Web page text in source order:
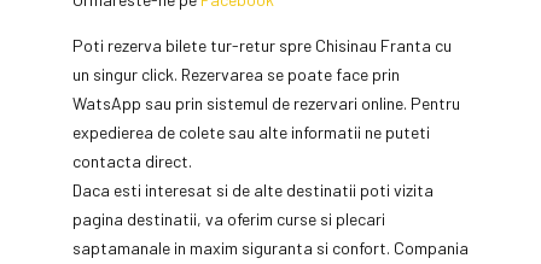
Poti rezerva bilete tur-retur spre Chisinau Franta cu
un singur click. Rezervarea se poate face prin
WatsApp sau prin sistemul de rezervari online. Pentru
expedierea de colete sau alte informatii ne puteti
contacta direct.
Daca esti interesat si de alte destinatii poti vizita
pagina destinatii, va oferim curse si plecari
saptamanale in maxim siguranta si confort. Compania